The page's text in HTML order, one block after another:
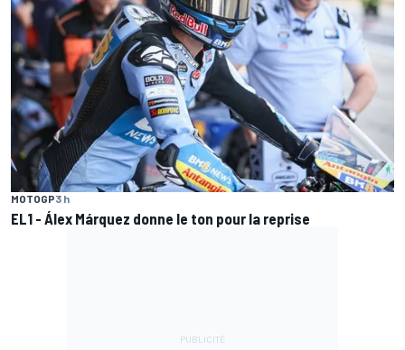
MOTOGP3 h
EL1 - Álex Márquez donne le ton pour la reprise